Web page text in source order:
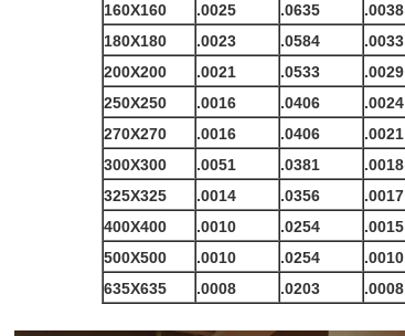
160X160
.0025 .0635 .0038
180X180
.0023 .0584 .0033
200X200
.0021 .0533 .0029
250X250
.0016 .0406 .0024
270X270
.0016 .0406 .0021
300X300
.0051 .0381 .0018
325X325
.0014 .0356 .0017
400X400
.0010 .0254 .0015
500X500
.0010 .0254 .0010
635X635
.0008 .0203 .0008